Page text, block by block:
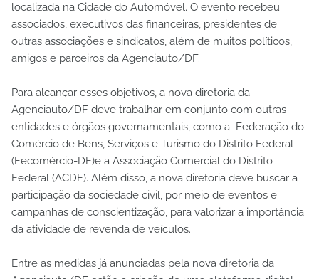
localizada na Cidade do Automóvel. O evento recebeu
associados, executivos das financeiras, presidentes de
outras associações e sindicatos, além de muitos políticos,
amigos e parceiros da Agenciauto/DF.
Para alcançar esses objetivos, a nova diretoria da
Agenciauto/DF deve trabalhar em conjunto com outras
entidades e órgãos governamentais, como a Federação do
Comércio de Bens, Serviços e Turismo do Distrito Federal
(Fecomércio-DF)e a Associação Comercial do Distrito
Federal (ACDF). Além disso, a nova diretoria deve buscar a
participação da sociedade civil, por meio de eventos e
campanhas de conscientização, para valorizar a importância
da atividade de revenda de veículos.
Entre as medidas já anunciadas pela nova diretoria da